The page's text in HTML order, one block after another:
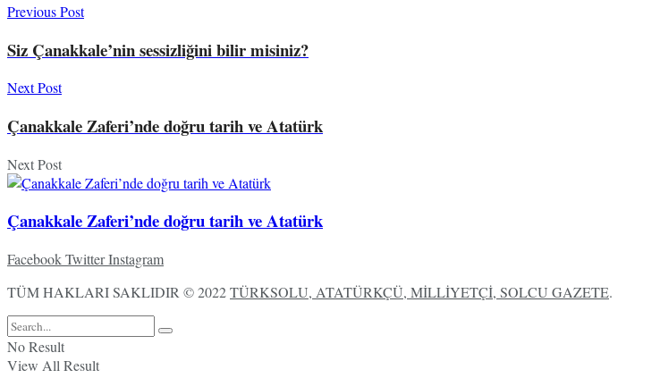
Previous Post
Siz Çanakkale’nin sessizliğini bilir misiniz?
Next Post
Çanakkale Zaferi’nde doğru tarih ve Atatürk
Next Post
Çanakkale Zaferi’nde doğru tarih ve Atatürk
FacebookTwitterInstagram
TÜM HAKLARI SAKLIDIR © 2022TÜRKSOLU, ATATÜRKÇÜ, MİLLİYETÇİ, SOLCU GAZETE.
No Result
View All Result